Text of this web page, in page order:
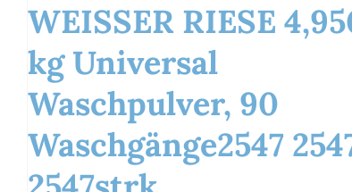
WEISSER RIESE
kg Universal
Waschpulver, 90
Waschgänge2547